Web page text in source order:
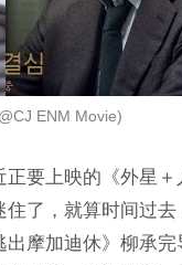
ENM Movie)
要上映的《外星
了，就算时间过
摩加迪休》柳承